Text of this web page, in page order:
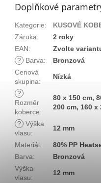
Doplňkové
Kategorie:
KUSOVÉ
Záruka:
2 roky
EAN:
Zvolte
?
Barva:
Bronzová
Cenová
skupina:
Nízká
?
Rozměr
koberce:
80 x 150 cm,
200 cm, 160 x
? Výška
vlasu:
12 mm
Materiál:
80% PP
Barva:
Bronzová
Výška
vlasu:
12 mm